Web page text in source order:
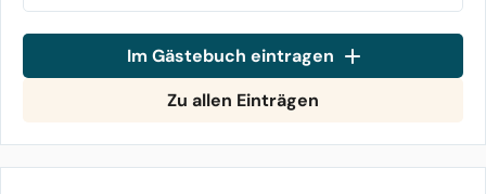
Im Gästebuch eintragen
Zu allen Einträgen